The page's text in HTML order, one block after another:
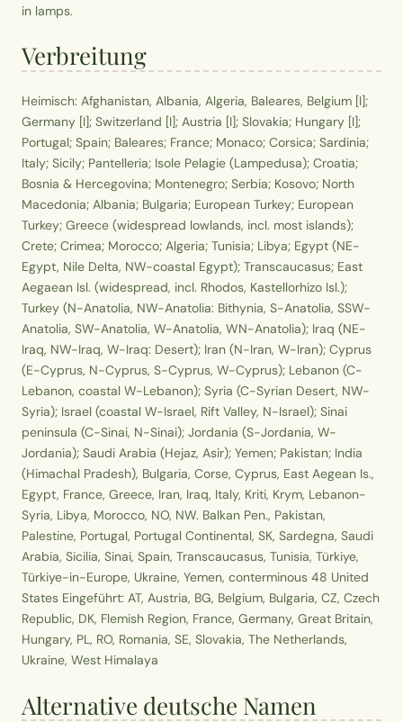
in lamps.
Verbreitung
Heimisch: Afghanistan, Albania, Algeria, Baleares, Belgium [I];
Germany [I]; Switzerland [I]; Austria [I]; Slovakia; Hungary [I];
Portugal; Spain; Baleares; France; Monaco; Corsica; Sardinia;
Italy; Sicily; Pantelleria; Isole Pelagie (Lampedusa); Croatia;
Bosnia & Hercegovina; Montenegro; Serbia; Kosovo; North
Macedonia; Albania; Bulgaria; European Turkey; European
Turkey; Greece (widespread lowlands, incl. most islands);
Crete; Crimea; Morocco; Algeria; Tunisia; Libya; Egypt (NE-
Egypt, Nile Delta, NW-coastal Egypt); Transcaucasus; East
Aegaean Isl. (widespread, incl. Rhodos, Kastellorhizo Isl.);
Turkey (N-Anatolia, NW-Anatolia: Bithynia, S-Anatolia, SSW-
Anatolia, SW-Anatolia, W-Anatolia, WN-Anatolia); Iraq (NE-
Iraq, NW-Iraq, W-Iraq: Desert); Iran (N-Iran, W-Iran); Cyprus
(E-Cyprus, N-Cyprus, S-Cyprus, W-Cyprus); Lebanon (C-
Lebanon, coastal W-Lebanon); Syria (C-Syrian Desert, NW-
Syria); Israel (coastal W-Israel, Rift Valley, N-Israel); Sinai
peninsula (C-Sinai, N-Sinai); Jordania (S-Jordania, W-
Jordania); Saudi Arabia (Hejaz, Asir); Yemen; Pakistan; India
(Himachal Pradesh), Bulgaria, Corse, Cyprus, East Aegean Is.,
Egypt, France, Greece, Iran, Iraq, Italy, Kriti, Krym, Lebanon-
Syria, Libya, Morocco, NO, NW. Balkan Pen., Pakistan,
Palestine, Portugal, Portugal Continental, SK, Sardegna, Saudi
Arabia, Sicilia, Sinai, Spain, Transcaucasus, Tunisia, Türkiye,
Türkiye-in-Europe, Ukraine, Yemen, conterminous 48 United
States Eingeführt: AT, Austria, BG, Belgium, Bulgaria, CZ, Czech
Republic, DK, Flemish Region, France, Germany, Great Britain,
Hungary, PL, RO, Romania, SE, Slovakia, The Netherlands,
Ukraine, West Himalaya
Alternative deutsche Namen